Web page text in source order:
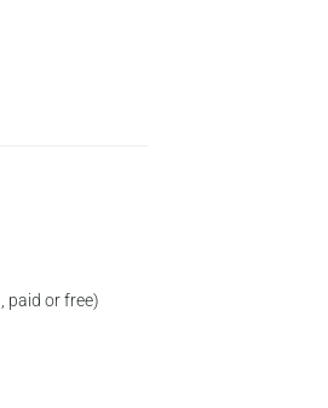
paid or free)